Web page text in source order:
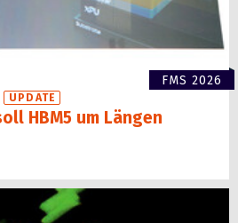
FMS 2026
UPDATE
HBM5 um Längen